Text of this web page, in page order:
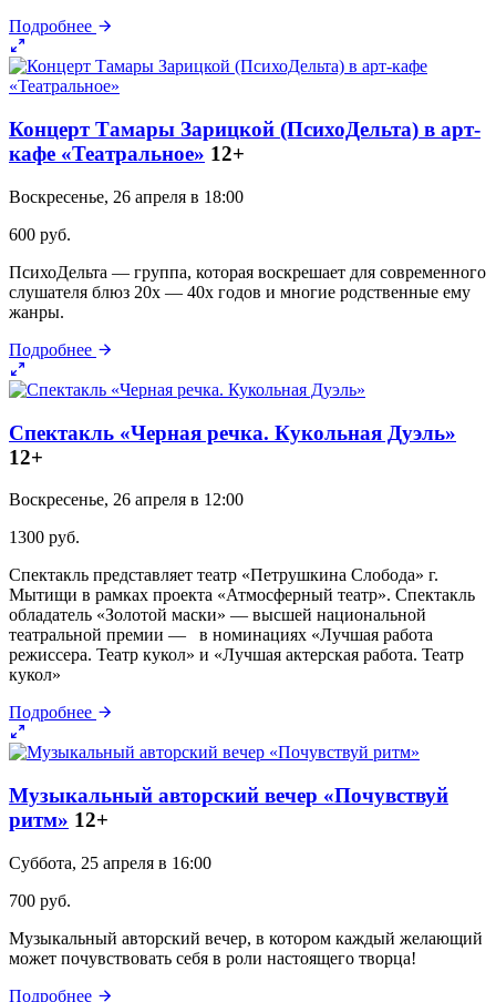
Подробнее
Концерт Тамары Зарицкой (ПсихоДельта) в арт-
кафе «Театральное» 12+
Воскресенье, 26 апреля в 18:00
600 руб.
ПсихоДельта — группа, которая воскрешает для современного
слушателя блюз 20х — 40х годов и многие родственные ему
жанры.
Подробнее
Спектакль «Черная речка. Кукольная Дуэль»
12+
Воскресенье, 26 апреля в 12:00
1300 руб.
Спектакль представляет театр «Петрушкина Слобода» г.
Мытищи в рамках проекта «Атмосферный театр». Спектакль
обладатель «Золотой маски» — высшей национальной
театральной премии — в номинациях «Лучшая работа
режиссера. Театр кукол» и «Лучшая актерская работа. Театр
кукол»
Подробнее
Музыкальный авторский вечер «Почувствуй
ритм» 12+
Суббота, 25 апреля в 16:00
700 руб.
Музыкальный авторский вечер, в котором каждый желающий
может почувствовать себя в роли настоящего творца!
Подробнее